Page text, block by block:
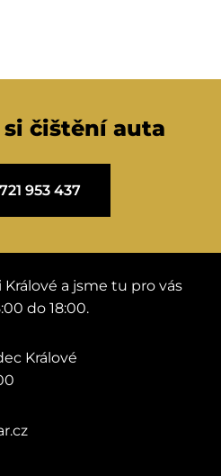
čištění auta
953 437
a jsme tu pro vás
do 18:00.
Králové